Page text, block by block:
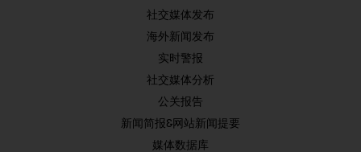
社交媒体发布
海外新闻发布
实时警报
社交媒体分析
公关报告
新闻简报&网站新闻提要
媒体数据库